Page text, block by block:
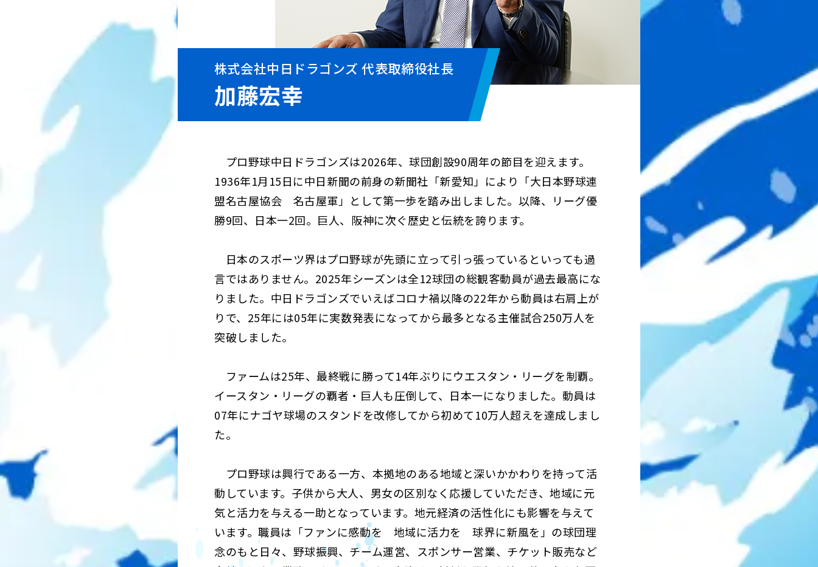
株式会社中日ドラゴンズ 代表取締役社長
加藤宏幸
プロ野球中日ドラゴンズは2026年、球団創設90周年の節目を迎えます。
1936年1月15日に中日新聞の前身の新聞社「新愛知」により「大日本野球連
盟名古屋協会 名古屋軍」として第一歩を踏み出しました。以降、リーグ優
勝9回、日本一2回。巨人、阪神に次ぐ歴史と伝統を誇ります。
日本のスポーツ界はプロ野球が先頭に立って引っ張っているといっても過
言ではありません。2025年シーズンは全12球団の総観客動員が過去最高にな
りました。中日ドラゴンズでいえばコロナ禍以降の22年から動員は右肩上が
りで、25年には05年に実数発表になってから最多となる主催試合250万人を
突破しました。
ファームは25年、最終戦に勝って14年ぶりにウエスタン・リーグを制覇。
イースタン・リーグの覇者・巨人も圧倒して、日本一になりました。動員は
07年にナゴヤ球場のスタンドを改修してから初めて10万人超えを達成しまし
た。
プロ野球は興行である一方、本拠地のある地域と深いかかわりを持って活
動しています。子供から大人、男女の区別なく応援していただき、地域に元
気と活力を与える一助となっています。地元経済の活性化にも影響を与えて
います。職員は「ファンに感動を 地域に活力を 球界に新風を」の球団理
念のもと日々、野球振興、チーム運営、スポンサー営業、チケット販売など